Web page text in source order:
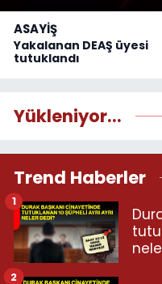
ASAYİŞ
Yakalanan DEAŞ üyesi
tutuklandı
Yükleniyor...
Trend Haberler
1
2